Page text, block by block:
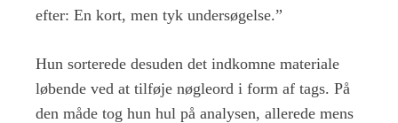
efter: En kort, men tyk undersøgelse.”
Hun sorterede desuden det indkomne materiale
løbende ved at tilføje nøgleord i form af tags. På
den måde tog hun hul på analysen, allerede mens